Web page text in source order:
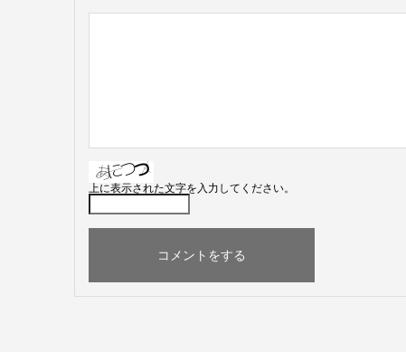
上に表示された文字を入力してください。